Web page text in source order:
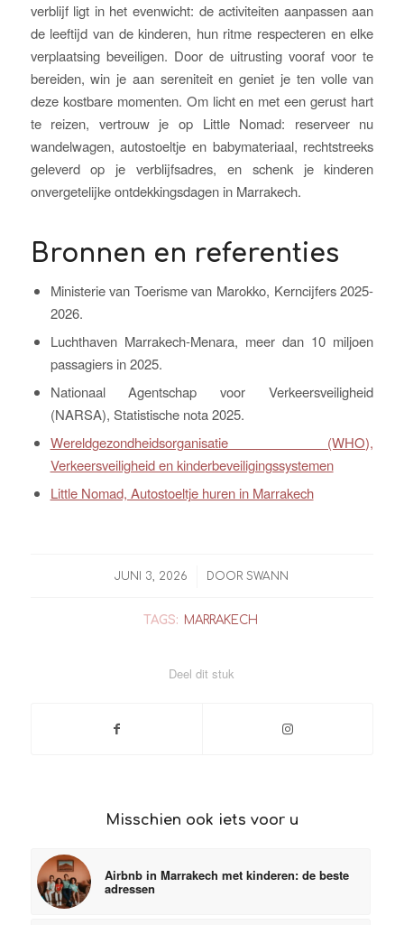
verblijf ligt in het evenwicht: de activiteiten aanpassen aan
de leeftijd van de kinderen, hun ritme respecteren en elke
verplaatsing beveiligen. Door de uitrusting vooraf voor te
bereiden, win je aan sereniteit en geniet je ten volle van
deze kostbare momenten. Om licht en met een gerust hart
te reizen, vertrouw je op Little Nomad: reserveer nu
wandelwagen, autostoeltje en babymateriaal, rechtstreeks
geleverd op je verblijfsadres, en schenk je kinderen
onvergetelijke ontdekkingsdagen in Marrakech.
Bronnen en referenties
Ministerie van Toerisme van Marokko, Kerncijfers 2025-
2026.
Luchthaven Marrakech-Menara, meer dan 10 miljoen
passagiers in 2025.
Nationaal Agentschap voor Verkeersveiligheid
(NARSA), Statistische nota 2025.
Wereldgezondheidsorganisatie (WHO),
Verkeersveiligheid en kinderbeveiligingssystemen
Little Nomad, Autostoeltje huren in Marrakech
JUNI 3, 2026
/ DOORSWANN
TAGS: MARRAKECH
Deel dit stuk
Misschien ook iets voor u
Airbnb in Marrakech met kinderen: de beste
adressen